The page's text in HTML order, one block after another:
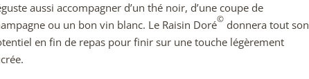
aussi accompagner d’un thé noir, d’une coupe de
ou un bon vin blanc. Le Raisin Doré© donnera tout son
en fin de repas pour finir sur une touche légèrement